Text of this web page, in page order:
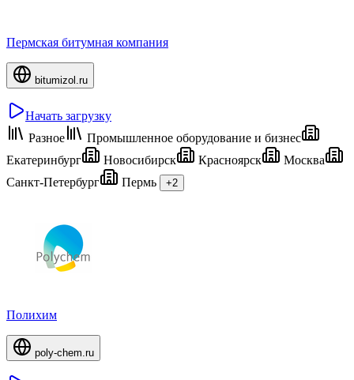
Пермская битумная компания
bitumizol.ru
Начать загрузку
Разное
Промышленное оборудование и бизнес
Екатеринбург
Новосибирск Красноярск
Москва
Санкт-Петербург
Пермь +2
Полихим
poly-chem.ru